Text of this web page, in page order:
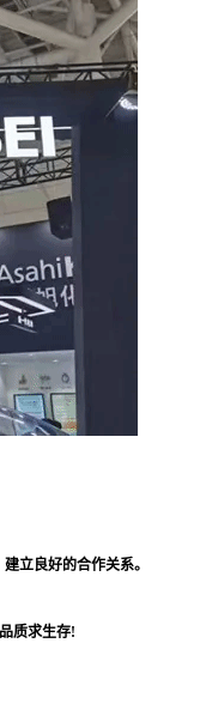
立良好的合作关系。
质求生存!